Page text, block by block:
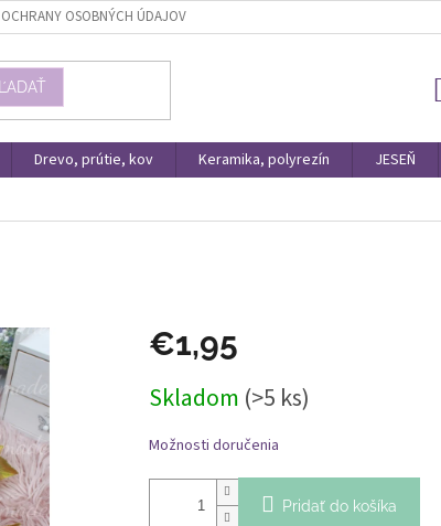
OSOBNÝCH ÚDAJOV
Drevo, prútie, kov Keramika, polyrezín JESEŇ
€1,95
cena:
Skladom (>5 ks)
Možnosti doručenia
Pridať do košíka